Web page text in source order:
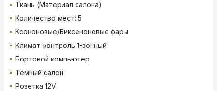
Ткань (Материал салона)
Количество мест: 5
Ксеноновые/Биксеноновые фары
Климат-контроль 1-зонный
Бортовой компьютер
Темный салон
Розетка 12V